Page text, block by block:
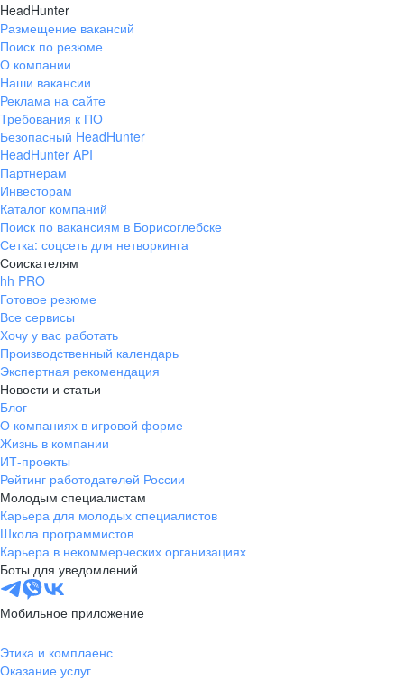
HeadHunter
Размещение вакансий
Поиск по резюме
О компании
Наши вакансии
Реклама на сайте
Требования к ПО
Безопасный HeadHunter
HeadHunter API
Партнерам
Инвесторам
Каталог компаний
Поиск по вакансиям в Борисоглебске
Сетка: соцсеть для нетворкинга
Соискателям
hh PRO
Готовое резюме
Все сервисы
Хочу у вас работать
Производственный календарь
Экспертная рекомендация
Новости и статьи
Блог
О компаниях в игровой форме
Жизнь в компании
ИТ-проекты
Рейтинг работодателей России
Молодым специалистам
Карьера для молодых специалистов
Школа программистов
Карьера в некоммерческих организациях
Боты для уведомлений
Мобильное приложение
Этика и комплаенс
Оказание услуг